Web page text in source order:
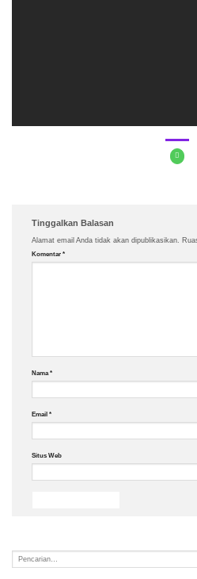
Tinggalkan Balasan
Alamat email Anda tidak akan dipublikasikan.
Komentar *
Nama*
Email *
Situs Web